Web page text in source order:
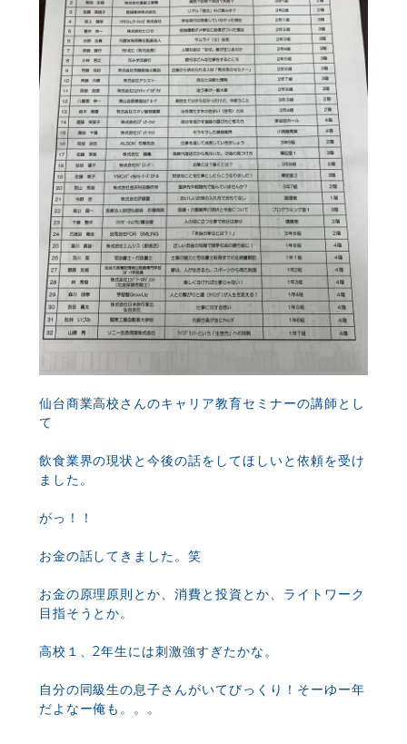
仙台商業高校さんのキャリア教育セミナーの講師とし
て
飲食業界の現状と今後の話をしてほしいと依頼を受け
ました。
がっ！！
お金の話してきました。笑
お金の原理原則とか、消費と投資とか、ライトワーク
目指そうとか。
高校１、2年生には刺激強すぎたかな。
自分の同級生の息子さんがいてびっくり！そーゆー年
だよなー俺も。。。